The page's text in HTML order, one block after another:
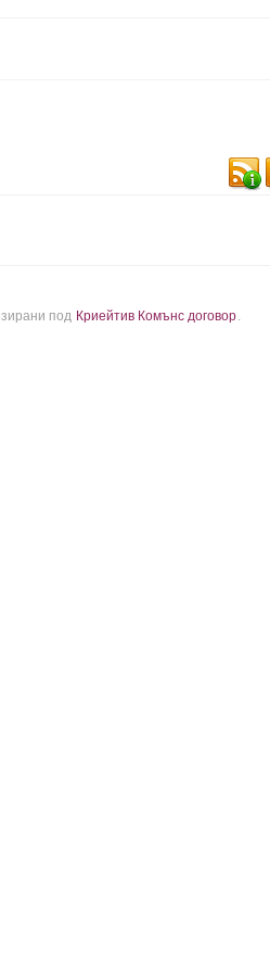
под Криейтив Комънс договор.